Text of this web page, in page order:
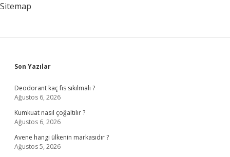
Sitemap
Sidebar
Son Yazılar
Deodorant kaç fıs sıkılmalı ?
Ağustos 6, 2026
Kumkuat nasıl çoğaltılır ?
Ağustos 6, 2026
Avene hangi ülkenin markasıdır ?
Ağustos 5, 2026